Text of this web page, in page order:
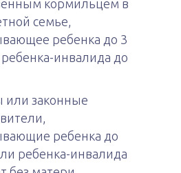
кормильцем в
семье,
ребенка до 3
инвалида до
или законные
ребенка до
ребенка-инвалида